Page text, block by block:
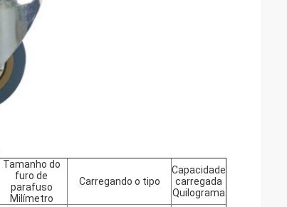
Tamanho do
furo de
parafuso
Milímetro
Carregando o tipo
Capacidade
carregada
Quilograma